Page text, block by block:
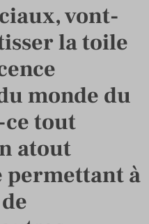
vont-
la toile
monde du
tout
atout
à